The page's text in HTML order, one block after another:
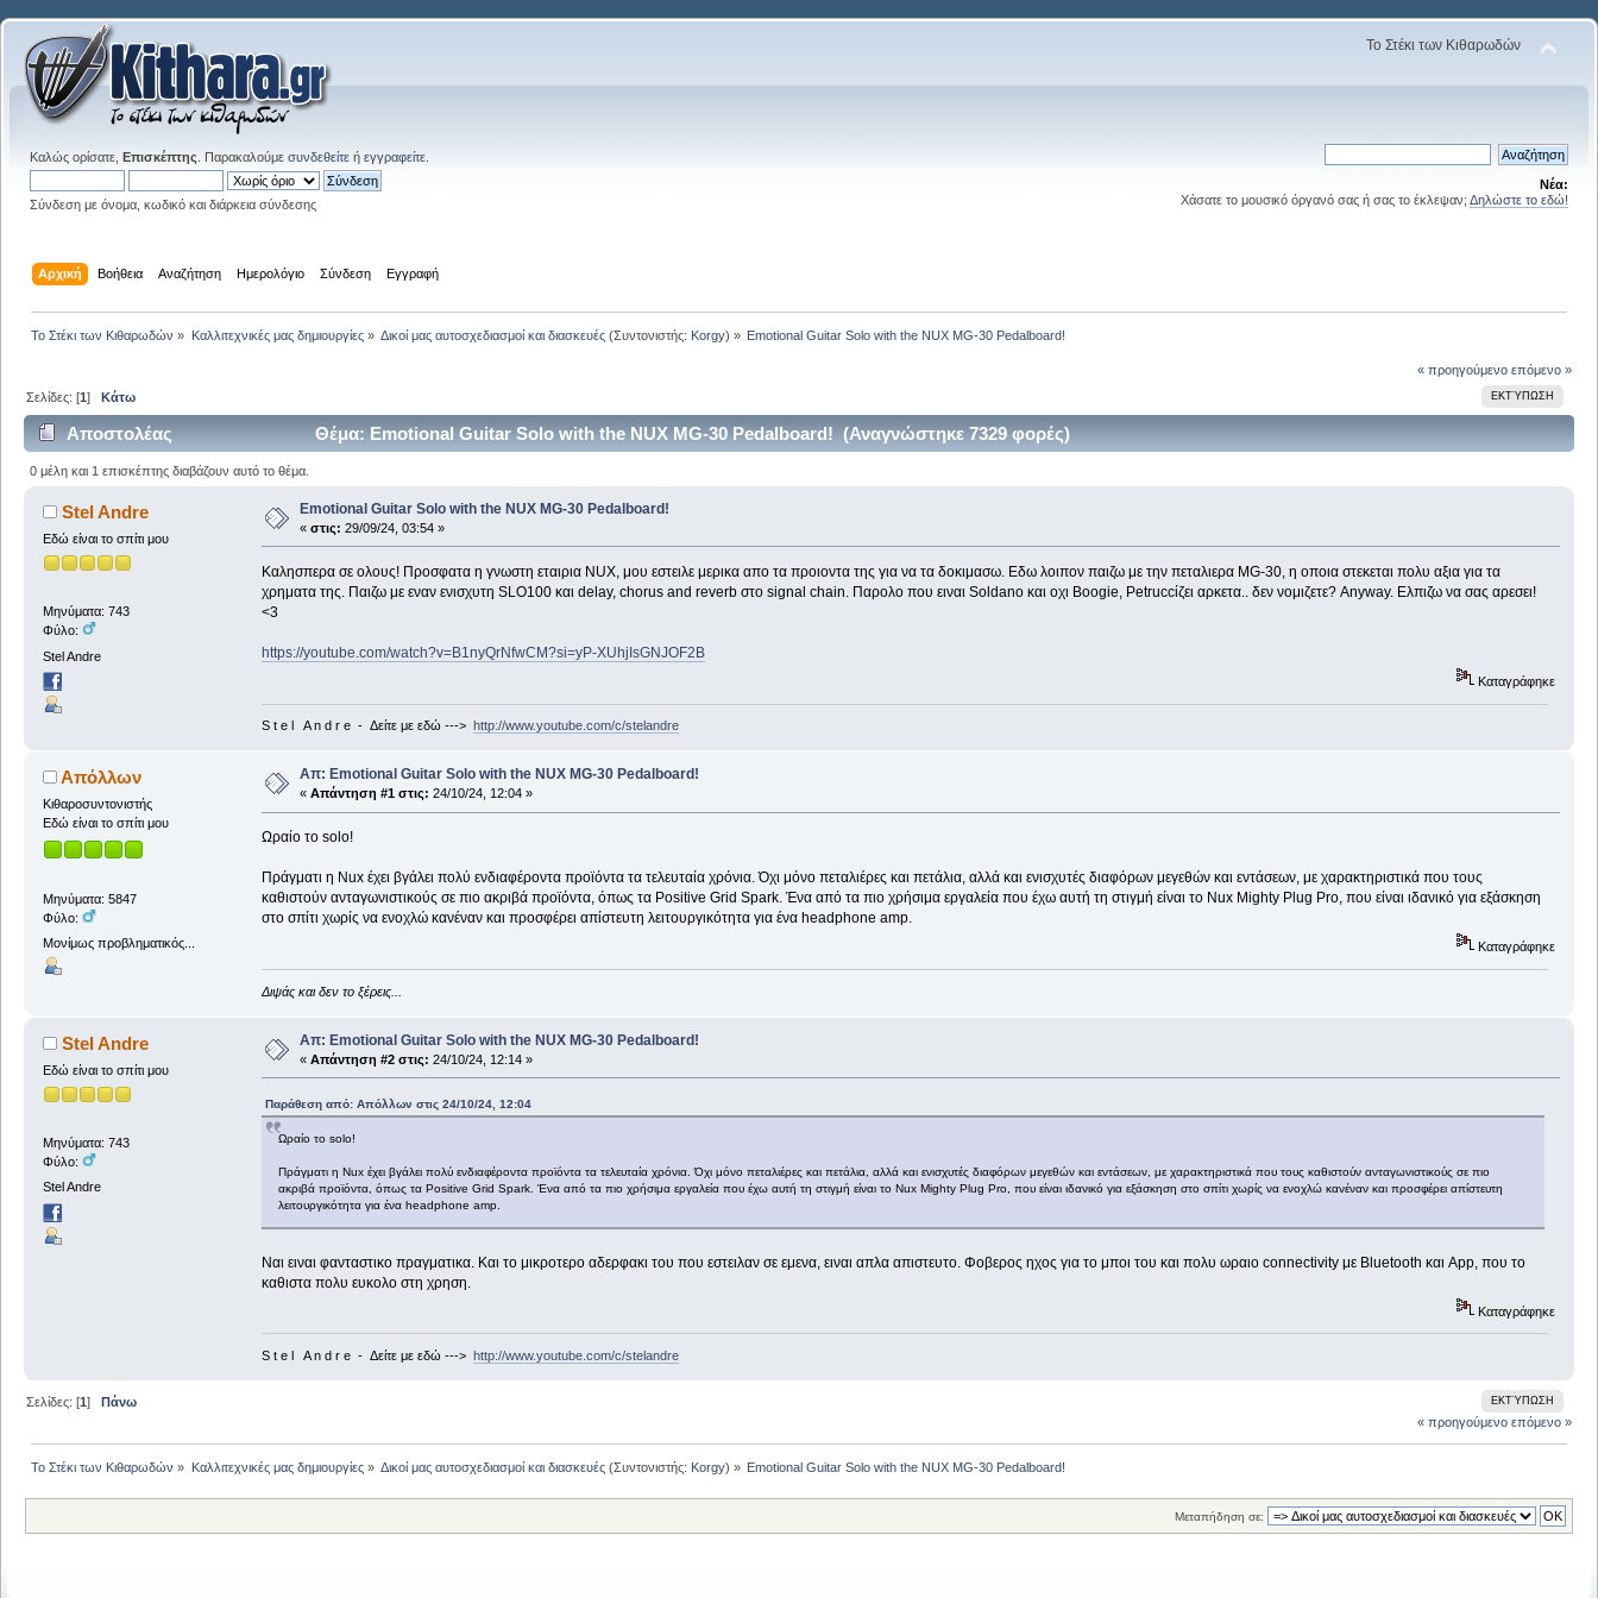
Το Στέκι των Κιθαρωδών
Καλώς ορίσατε, Επισκέπτης . Παρακαλούμε συνδεθείτε ή εγγραφείτε
Σύνδεση με όνομα, κωδικό και διάρκεια σύνδεσης
Νέα:
Χάσατε το μουσικό όργανό σας ή σας το έκλεψαν; Δηλώστε το εδώ!
Αρχική Βοήθεια Αναζήτηση Ημερολόγιο Σύνδεση Εγγραφή
Το Στέκι των Κιθαρωδών » Καλλιτεχνικές μας δημιουργίες» Δικοί μας αυτοσχεδιασμοί και διασκευές(Συντονιστής: Korgy) » Emotional Guitar Solo with the NUX MG-30 Pedalboard!
« προηγούμενο επόμενο »
ΕΚΤΎΠΩΣΗ
Σελίδες: [1]Κάτω
Αποστολέας Θέμα: Emotional Guitar Solo with the NUX MG-30 Pedalboard! (Αναγνώστηκε 7329 φορές)
0 μέλη και 1 επισκέπτης διαβάζουν αυτό το θέμα.
Stel Andre
Εδώ είναι το σπίτι μου
Μηνύματα: 743
Φύλο:
Stel Andre
Emotional Guitar Solo with the NUX MG-30 Pedalboard!
« στις: 29/09/24, 03:54 »
Καλησπερα σε ολους! Προσφατα η γνωστη εταιρια NUX, μου εστειλε μερικα απο τα προιοντα της για να τα δοκιμασω. Εδω λοιπον παιζω με την πεταλιερα MG-30, η οποια στεκεται πολυ αξια για τα
χρηματα της. Παιζω με εναν ενισχυτη SLO100 και delay, chorus and reverb στο signal chain. Παρολο που ειναι Soldano και οχι Boogie, Petruccίζει αρκετα.. δεν νομιζετε? Anyway. Ελπιζω να σας αρεσει!
<3
https://youtube.com/watch?v=B1nyQrNfwCM?si=yP-XUhjIsGNJOF2B
Καταγράφηκε
S t e l A n d r e - Δείτε με εδώ ---> http://www.youtube.com/c/stelandre
Απόλλων
Κιθαροσυντονιστής
Εδώ είναι το σπίτι μου
Μηνύματα: 5847
Φύλο:
Μονίμως προβληματικός...
Απ: Emotional Guitar Solo with the NUX MG-30 Pedalboard!
« Απάντηση #1 στις: 24/10/24, 12:04 »
Ωραίο το solo!
Πράγματι η Nux έχει βγάλει πολύ ενδιαφέροντα προϊόντα τα τελευταία χρόνια. Όχι μόνο πεταλιέρες και πετάλια, αλλά και ενισχυτές διαφόρων μεγεθών και εντάσεων, με χαρακτηριστικά που τους
καθιστούν ανταγωνιστικούς σε πιο ακριβά προϊόντα, όπως τα Positive Grid Spark. Ένα από τα πιο χρήσιμα εργαλεία που έχω αυτή τη στιγμή είναι το Nux Mighty Plug Pro, που είναι ιδανικό για εξάσκηση
στο σπίτι χωρίς να ενοχλώ κανέναν και προσφέρει απίστευτη λειτουργικότητα για ένα headphone amp.
Καταγράφηκε
Διψάς και δεν το ξέρεις...
Stel Andre
Εδώ είναι το σπίτι μου
Μηνύματα: 743
Φύλο:
Stel Andre
Απ: Emotional Guitar Solo with the NUX MG-30 Pedalboard!
« Απάντηση #2 στις: 24/10/24, 12:14 »
Παράθεση από: Απόλλων στις 24/10/24, 12:04
Ωραίο το solo!
Πράγματι η Nux έχει βγάλει πολύ ενδιαφέροντα προϊόντα τα τελευταία χρόνια. Όχι μόνο πεταλιέρες και πετάλια, αλλά και ενισχυτές διαφόρων μεγεθών και εντάσεων, με χαρακτηριστικά που τους καθιστούν ανταγωνιστικούς σε πιο
ακριβά προϊόντα, όπως τα Positive Grid Spark. Ένα από τα πιο χρήσιμα εργαλεία που έχω αυτή τη στιγμή είναι το Nux Mighty Plug Pro, που είναι ιδανικό για εξάσκηση στο σπίτι χωρίς να ενοχλώ κανέναν και προσφέρει απίστευτη
λειτουργικότητα για ένα headphone amp.
Ναι ειναι φανταστικο πραγματικα. Και το μικροτερο αδερφακι του που εστειλαν σε εμενα, ειναι απλα απιστευτο. Φοβερος ηχος για το μποι του και πολυ ωραιο connectivity με Bluetooth και App, που το
καθιστα πολυ ευκολο στη χρηση.
Καταγράφηκε
S t e l A n d r e - Δείτε με εδώ ---> http://www.youtube.com/c/stelandre
ΕΚΤΎΠΩΣΗ
Σελίδες: [1]Πάνω
« προηγούμενο επόμενο »
Το Στέκι των Κιθαρωδών » Καλλιτεχνικές μας δημιουργίες» Δικοί μας αυτοσχεδιασμοί και διασκευές(Συντονιστής: Korgy) » Emotional Guitar Solo with the NUX MG-30 Pedalboard!
Μεταπήδηση σε: